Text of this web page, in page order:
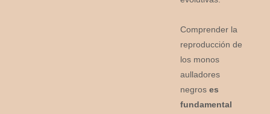
Comprender la
reproducción de
los monos
aulladores
negroses
fundamental